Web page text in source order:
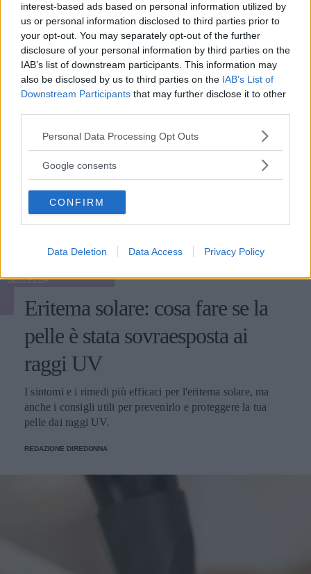
interest-based ads based on personal information utilized by
us or personal information disclosed to third parties prior to
your opt-out. You may separately opt-out of the further
disclosure of your personal information by third parties on the
IAB’s list of downstream participants. This information may
also be disclosed by us to third parties on the IAB’s List of
Downstream Participants that may further disclose it to other
Please note that this website/app uses one or more Google
not limited to your visit or usage behaviour. You may click to
use your data for below specified purposes in below Google
consent section.
Personal Data Processing Opt Outs
Google consents
CONFIRM
Data Deletion Data Access Privacy Policy
BELLEZZA
Eritema solare: cosa fare se la
pelle è stata sovraesposta ai
raggi UV
I sintomi e i rimedi più efficaci per l'eritema solare, ma
anche i consigli utili per prevenirlo e proteggere la tua
pelle dai raggi UV.
REDAZIONE DIREDONNA